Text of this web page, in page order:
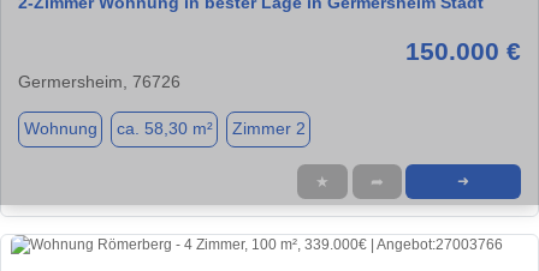
150.000 €
Germersheim, 76726
Wohnung ca. 58,30 m² Zimmer 2
★ ➦ ➜